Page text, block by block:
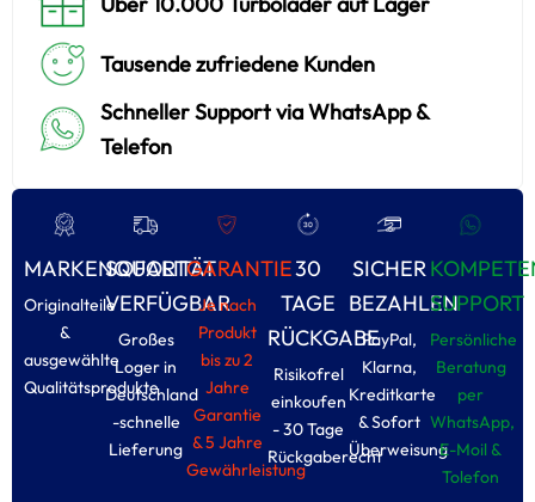
Tausende zufriedene Kunden
Schneller Support via WhatsApp &
Telefon
MARKENQUALITÄT
Originalteile
&
ausgewählte
Qualitätsprodukte
SOFORT
VERFÜGBAR
Großes
Loger in
Deutschland
-schnelle
Lieferung
GARANTIE
Je nach
Produkt
bis zu 2
Jahre
Garantie
& 5 Jahre
Gewährleistung
30
TAGE
RÜCKGABE
Risikofrel
einkoufen
- 30 Tage
Rückgaberecht
SICHER
BEZAHLEN
PayPal,
Klarna,
Kreditkarte
& Sofort
Überweisung
SUPPORT
Persönliche
Beratung
per
WhatsApp,
E-Moil &
Tolefon